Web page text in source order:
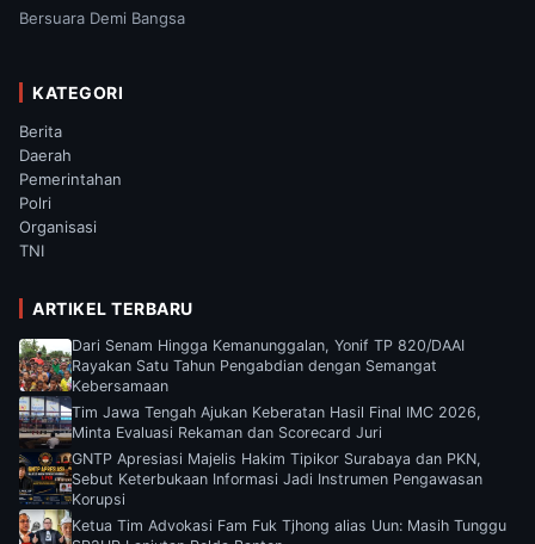
Bersuara Demi Bangsa
KATEGORI
Berita
Daerah
Pemerintahan
Polri
Organisasi
TNI
ARTIKEL TERBARU
Dari Senam Hingga Kemanunggalan, Yonif TP 820/DAAI
Rayakan Satu Tahun Pengabdian dengan Semangat
Kebersamaan
Tim Jawa Tengah Ajukan Keberatan Hasil Final IMC 2026,
Minta Evaluasi Rekaman dan Scorecard Juri
GNTP Apresiasi Majelis Hakim Tipikor Surabaya dan PKN,
Sebut Keterbukaan Informasi Jadi Instrumen Pengawasan
Korupsi
Ketua Tim Advokasi Fam Fuk Tjhong alias Uun: Masih Tunggu